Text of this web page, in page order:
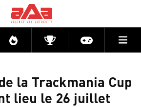
Directs CompétitionsActu jeux
la Trackmania Cup
lieu le 26 juillet